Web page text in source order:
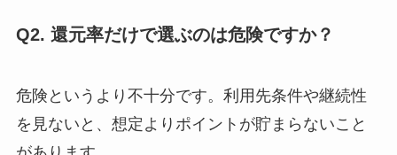
Q2. 還元率だけで選ぶのは危険ですか？
危険というより不十分です。利用先条件や継続性
を見ないと、想定よりポイントが貯まらないこと